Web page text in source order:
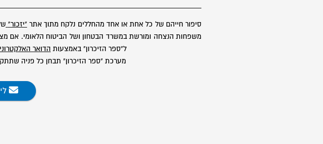
סיפור חייהם של כל אחת או אחד מהחללים נלקח מתוך אתר"יזכור"
משפחות הנצחה ומורשת במשרד הבטחון ושל הביטוח הלאומי. אם
ל"ספר הזיכרון" באמצעות הדואר האלקטרוני
מערכת "ספר הזיכרון" תבחן כל פניה